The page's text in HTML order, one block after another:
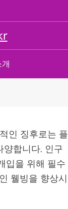
인 징후로는 플
양합니다. 인구
입을 위해 필수
웰빙을 향상시